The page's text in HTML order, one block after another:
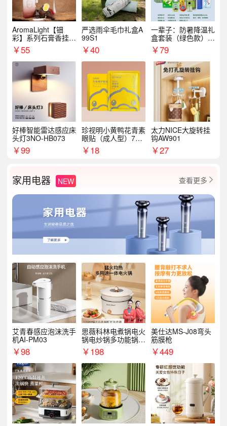
AromaLight【钿
彩】系列石膏香挂
（代发香味随机）
￥55
严选雨伞毛巾礼盒A
99S1
￥40
一辈子：防暑降温礼
盒套装（绿色款）支
持自由搭配
￥79
好棒智能雷达感应床
头灯3NO-HB073
￥99
珍视明小黄鸭花青素
眼贴（成人型）7对/
盒
￥18
太力NICE大旋转挂
钩AW901
￥27
家用电器 NEW 查看更多 
艾青春感应泡沫洗手
机AI-PM03
￥98
思薇科林电煮锅电火
锅电炒锅多功能锅电
热锅泡面小电锅
￥198
美仕达MS-J08弯头
筋膜枪
￥449